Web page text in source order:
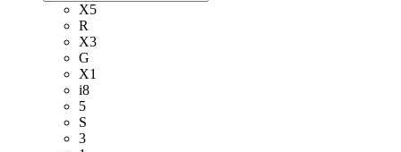
X5
R
X3
G
X1
i8
5
S
3